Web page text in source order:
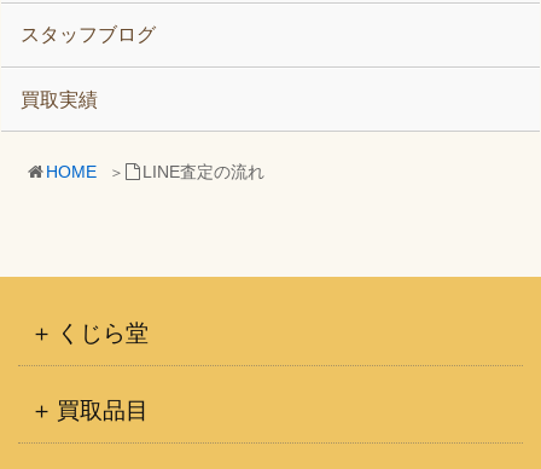
HOME LINE査定の流れ
スタッフブログ
買取実績
くじら堂
買取品目